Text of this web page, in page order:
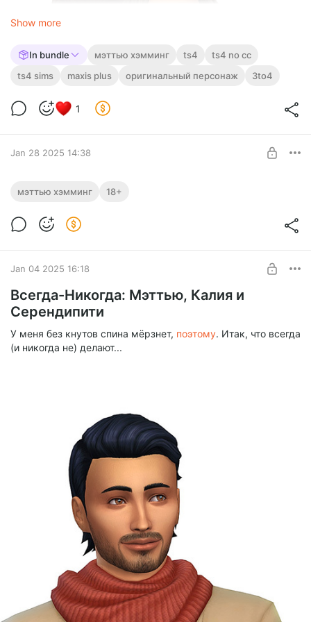
Show more
In bundle мэттью хэмминг ts4
ts4 no cc
ts4 sims
maxis plus оригинальный персонаж 3to4
1
Jan 28 2025 14:38
Мэттью. Вертикаль
$5.2 $3.9 per month -25 %
мэттью хэмминг 18+
Jan 04 2025 16:18
Всегда-Никогда: Мэттью, Калия и
Серендипити
У меня без кнутов спина мёрзнет, поэтому. Итак, что всегда
(и никогда не) делают...